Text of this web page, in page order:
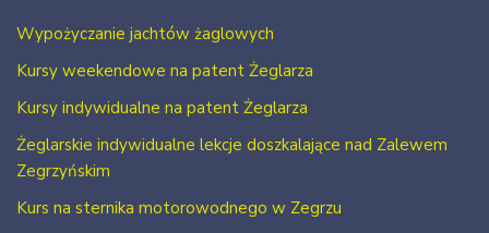
Wypożyczanie jachtów żaglowych
Kursy weekendowe na patent Żeglarza
Kursy indywidualne na patent Żeglarza
Żeglarskie indywidualne lekcje doszkalające nad Zalewem
Zegrzyńskim
Kurs na sternika motorowodnego w Zegrzu